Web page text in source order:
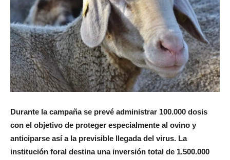
Durante la campaña se prevé administrar 100.000 dosis
con el objetivo de proteger especialmente al ovino y
anticiparse así a la previsible llegada del virus. La
institución foral destina una inversión total de 1.500.000